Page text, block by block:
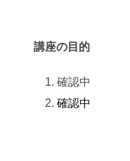
講座の目的
確認中
確認中